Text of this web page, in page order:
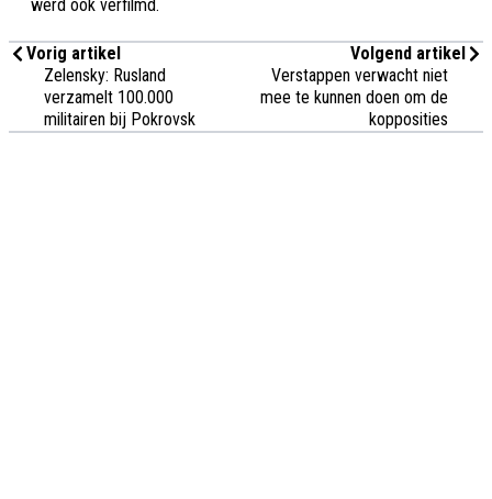
werd ook verfilmd.
Vorig artikel
Zelensky: Rusland
verzamelt 100.000
militairen bij Pokrovsk
Volgend artikel
Verstappen verwacht niet
mee te kunnen doen om de
kopposities